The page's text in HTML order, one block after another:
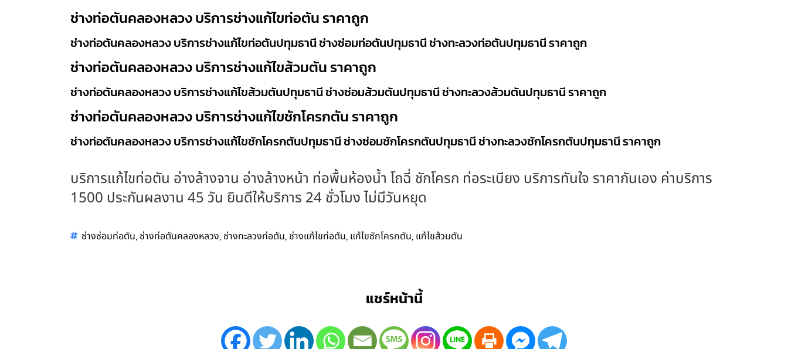
ช่างท่อตันคลองหลวง บริการช่างแก้ไขท่อตัน ราคาถูก
ช่างท่อตันคลองหลวง บริการช่างแก้ไขท่อตันปทุมธานี ช่างซ่อมท่อตันปทุมธานี ช่างทะลวงท่อตันปทุมธานี ราคาถูก
ช่างท่อตันคลองหลวง บริการช่างแก้ไขส้วมตัน ราคาถูก
ช่างท่อตันคลองหลวง บริการช่างแก้ไขส้วมตันปทุมธานี ช่างซ่อมส้วมตันปทุมธานี ช่างทะลวงส้วมตันปทุมธานี ราคาถูก
ช่างท่อตันคลองหลวง บริการช่างแก้ไขชักโครกตัน ราคาถูก
ช่างท่อตันคลองหลวง บริการช่างแก้ไขชักโครกตันปทุมธานี ช่างซ่อมชักโครกตันปทุมธานี ช่างทะลวงชักโครกตันปทุมธานี ราคาถูก
บริการแก้ไขท่อตัน อ่างล้างจาน อ่างล้างหน้า ท่อพื้นห้องน้ำ โถฉี่ ชักโครก ท่อระเบียง บริการทันใจ ราคากันเอง ค่าบริการ
1500 ประกันผลงาน 45 วัน ยินดีให้บริการ 24 ชั่วโมง ไม่มีวันหยุด
ช่างซ่อมท่อตัน, ช่างท่อตันคลองหลวง, ช่างทะลวงท่อตัน, ช่างแก้ไขท่อตัน, แก้ไขชักโครกตัน, แก้ไขส้วมตัน
แชร์หน้านี้